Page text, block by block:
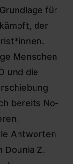
für
der
Menschen
und die
bereits No-
Antworten
Dounia Z.